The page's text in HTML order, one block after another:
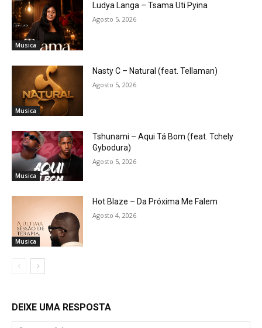
Musica
Ludya Langa – Tsama Uti Pyina
Agosto 5, 2026
Musica
Nasty C – Natural (feat. Tellaman)
Agosto 5, 2026
Musica
Tshunami – Aqui Tá Bom (feat. Tchely
Gybodura)
Agosto 5, 2026
Musica
Hot Blaze – Da Próxima Me Falem
Agosto 4, 2026
DEIXE UMA RESPOSTA